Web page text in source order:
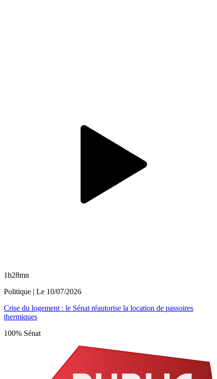
1h28mn
Politique | Le 10/07/2026
Crise du logement : le Sénat réautorise la location de passoires
thermiques
100% Sénat